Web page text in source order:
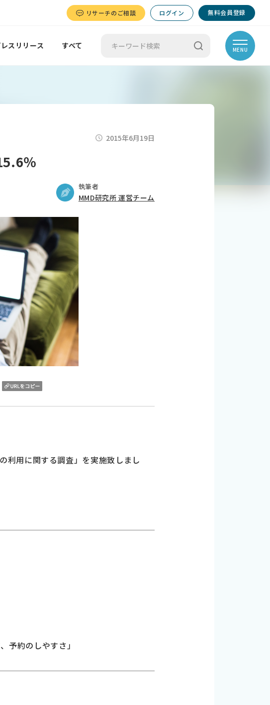
リサーチのご相談 ログイン 無料会員登録
スリリース すべて MENU
2015年6月19日
％
執筆者
MMD研究所 運営チーム
利用に関する調査」を実施致しまし
予約のしやすさ」